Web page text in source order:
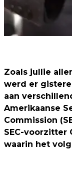
Zoals jullie
werd er
aan
Amerikaanse
Commission
SEC-voorzitter
waarin het